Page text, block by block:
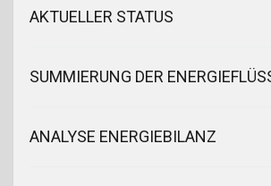
AKTUELLER STATUS
SUMMIERUNG DER
ANALYSE ENERGIEBILANZ